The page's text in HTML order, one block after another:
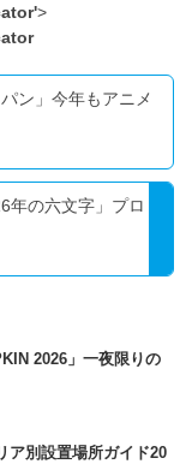
>
ン」今年もアニメ
年の六文字」プロ
2026」一夜限りの
ア別設置場所ガイド20